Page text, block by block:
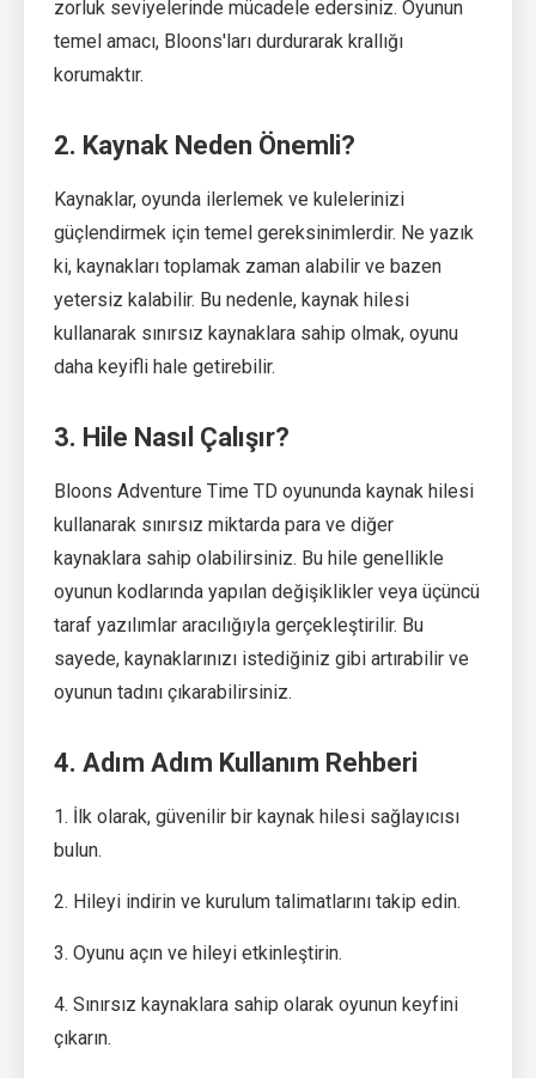
zorluk seviyelerinde mücadele edersiniz. Oyunun
temel amacı, Bloons'ları durdurarak krallığı
korumaktır.
2. Kaynak Neden Önemli?
Kaynaklar, oyunda ilerlemek ve kulelerinizi
güçlendirmek için temel gereksinimlerdir. Ne yazık
ki, kaynakları toplamak zaman alabilir ve bazen
yetersiz kalabilir. Bu nedenle, kaynak hilesi
kullanarak sınırsız kaynaklara sahip olmak, oyunu
daha keyifli hale getirebilir.
3. Hile Nasıl Çalışır?
Bloons Adventure Time TD oyununda kaynak hilesi
kullanarak sınırsız miktarda para ve diğer
kaynaklara sahip olabilirsiniz. Bu hile genellikle
oyunun kodlarında yapılan değişiklikler veya üçüncü
taraf yazılımlar aracılığıyla gerçekleştirilir. Bu
sayede, kaynaklarınızı istediğiniz gibi artırabilir ve
oyunun tadını çıkarabilirsiniz.
4. Adım Adım Kullanım Rehberi
1. İlk olarak, güvenilir bir kaynak hilesi sağlayıcısı
bulun.
2. Hileyi indirin ve kurulum talimatlarını takip edin.
3. Oyunu açın ve hileyi etkinleştirin.
4. Sınırsız kaynaklara sahip olarak oyunun keyfini
çıkarın.